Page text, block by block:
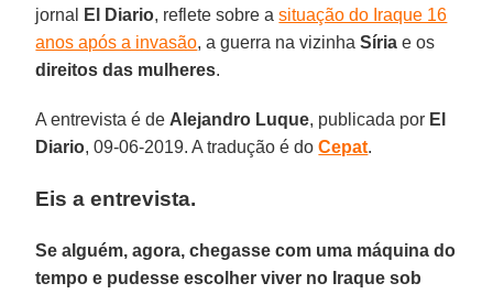
jornal
El Diario, reflete sobre asituação do Iraque 16
anos após a invasão, a guerra na vizinhaSíria e os
direitos das mulheres.
A entrevista é de Alejandro Luque, publicada por El
Diario, 09-06-2019. A tradução é doCepat.
Eis a entrevista.
Se alguém, agora, chegasse com uma máquina do
tempo e pudesse escolher viver no Iraque sob